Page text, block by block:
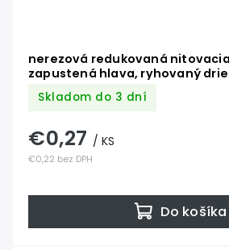
nerezová redukovaná
zapustená hlava, ryhovaný
Skladom do 3 dní
€0,22 bez DPH
€0,27 / KS
Do košíka